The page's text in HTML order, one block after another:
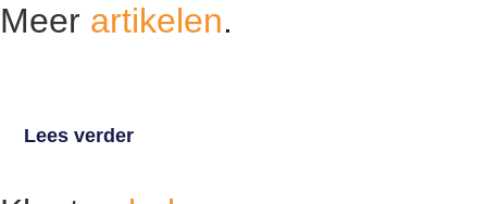
Meer artikelen.
Lees verder